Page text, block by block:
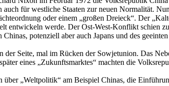
für westliche Staaten zur neuen Normalität.
oder einem „großen Dreieck“. Der
entwickeln werde. Der Ost-West-Konflikt schien
potenziell aber auch Japans und des
Seite, mal im Rücken der Sowjetunion. Das
eines „Zukunftsmarktes“ machten die
„Weltpolitik“ am Beispiel Chinas, die